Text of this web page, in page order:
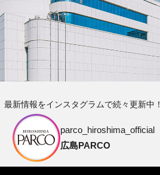
最新情報をインスタグラムで続々更新中！
parco_hiroshima_official
広島PARCO